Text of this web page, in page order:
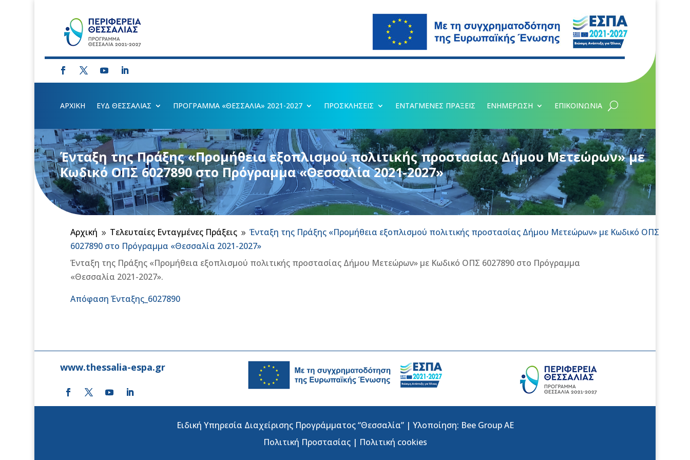
ΑΡΧΙΚΗ ΕΥΔ ΘΕΣΣΑΛΙΑΣ ΠΡΟΓΡΑΜΜΑ «ΘΕΣΣΑΛΙΑ» 2021-2027 ΠΡΟΣΚΛΗΣΕΙΣ ΕΝΤΑΓΜΕΝΕΣ ΠΡΑΞΕΙΣ ΕΝΗΜΕΡΩΣΗ ΕΠΙΚΟΙΝΩΝΙΑ
Ένταξη της Πράξης «Προμήθεια εξοπλισμού πολιτικής προστασίας Δήμου Μετεώρων» με
Κωδικό ΟΠΣ 6027890 στο Πρόγραμμα «Θεσσαλία 2021-2027»
Αρχική 9 Τελευταίες Ενταγμένες Πράξεις 9 Ένταξη της Πράξης «Προμήθεια εξοπλισμού πολιτικής προστασίας Δήμου Μετεώρων» με Κωδικό ΟΠΣ
6027890 στο Πρόγραμμα «Θεσσαλία 2021-2027»
Ένταξη της Πράξης «Προμήθεια εξοπλισμού πολιτικής προστασίας Δήμου Μετεώρων» με Κωδικό ΟΠΣ 6027890 στο Πρόγραμμα
«Θεσσαλία 2021-2027».
Απόφαση Ένταξης_6027890
www.thessalia-espa.gr
Ειδική Υπηρεσία Διαχείρισης Προγράμματος “Θεσσαλία” | Υλοποίηση: Bee Group AE
Πολιτική Προστασίας| Πολιτική cookies